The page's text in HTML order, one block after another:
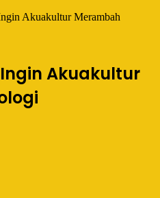
Akuakultur Merambah
Akuakultur